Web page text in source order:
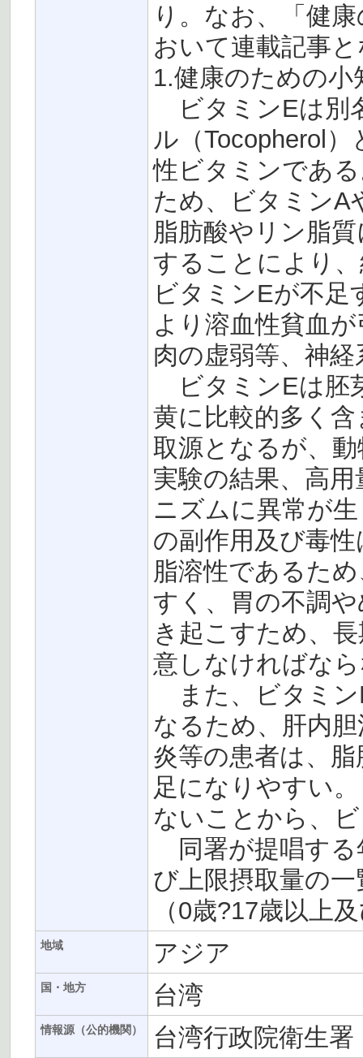
り。なお、「健
おいて連載記事
1.健康のための
ビタミンEは別
ル（Tocopherol
性ビタミンであ
ため、ビタミンA
脂肪酸やリン脂
することにより
ビタミンEが不足
より溶血性貧血
肉の虚弱等、神
ビタミンEは胚
黄に比較的多く
取源となるが、
実験の結果、高
ニズムに異常が
の副作用及び毒
脂溶性であるた
すく、胃の不調
き起こすため、
意しなければな
また、ビタミン
なるため、肝内
炎等の患者は、
足になりやすい
ないことから、
同署が提唱する
び上限摂取量の
（0歳?17歳以上
地域 アジア
国・地方 台湾
情報源（公的機関） 台湾行政院衛生署